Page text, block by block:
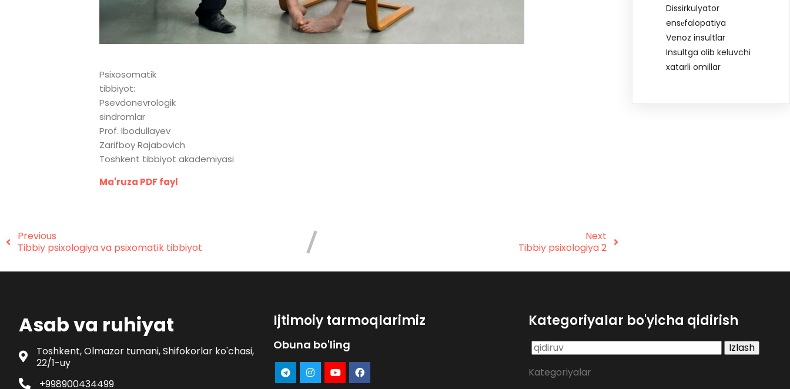
Psixosomatik
tibbiyot:
Psevdonevrologik
sindromlar
Prof. Ibodullayev
Zarifboy Rajabovich
Toshkent tibbiyot akademiyasi
Ma'ruza PDF fayl
Previous
Tibbiy psixologiya va psixomatik tibbiyot
Next
Tibbiy psixologiya 2
Dissirkulyator
ensеfalopatiya
Venoz insultlar
Insultga olib keluvchi
xatarli omillar
Asab va ruhiyat
Toshkent, Olmazor tumani, Shifokorlar ko'chasi,
22/1-uy
+998900434499
Ijtimoiy tarmoqlarimiz
Obuna bo'ling
Kategoriyalar bo'yicha qidirish
Qidirshish:
Kategoriyalar